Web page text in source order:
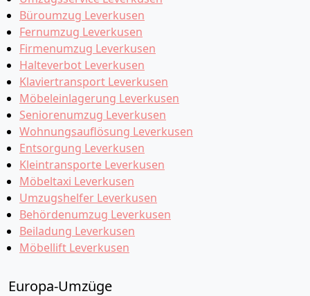
Büroumzug Leverkusen
Fernumzug Leverkusen
Firmenumzug Leverkusen
Halteverbot Leverkusen
Klaviertransport Leverkusen
Möbeleinlagerung Leverkusen
Seniorenumzug Leverkusen
Wohnungsauflösung Leverkusen
Entsorgung Leverkusen
Kleintransporte Leverkusen
Möbeltaxi Leverkusen
Umzugshelfer Leverkusen
Behördenumzug Leverkusen
Beiladung Leverkusen
Möbellift Leverkusen
Europa-Umzüge